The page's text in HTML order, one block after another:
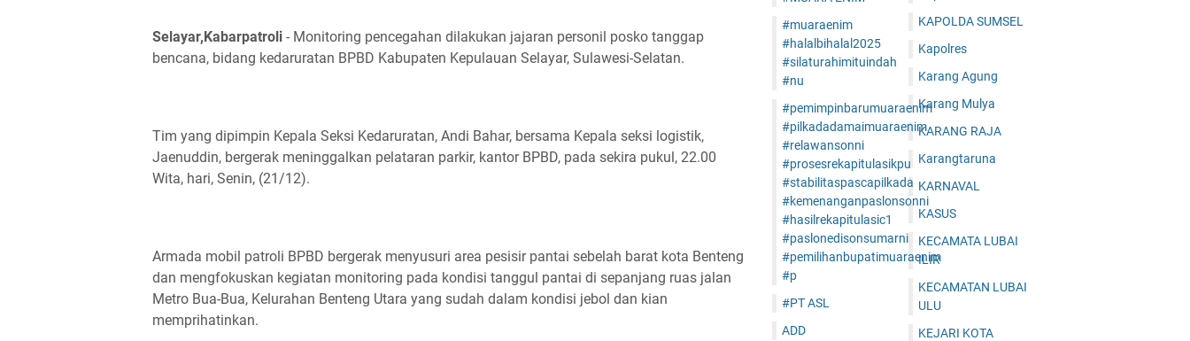
Selayar,Kabarpatroli - Monitoring pencegahan dilakukan jajaran personil posko tanggap
bencana, bidang kedaruratan BPBD Kabupaten Kepulauan Selayar, Sulawesi-Selatan.
Tim yang dipimpin Kepala Seksi Kedaruratan, Andi Bahar, bersama Kepala seksi logistik,
Jaenuddin, bergerak meninggalkan pelataran parkir, kantor BPBD, pada sekira pukul, 22.00
Wita, hari, Senin, (21/12).
Armada mobil patroli BPBD bergerak menyusuri area pesisir pantai sebelah barat kota Benteng
dan mengfokuskan kegiatan monitoring pada kondisi tanggul pantai di sepanjang ruas jalan
Metro Bua-Bua, Kelurahan Benteng Utara yang sudah dalam kondisi jebol dan kian
memprihatinkan.
#muaraenim
#halalbihalal2025
#silaturahimituindah
#nu
#pemimpinbarumuaraenim
#pilkadadamaimuaraenim
#relawansonni
#prosesrekapitulasikpu
#stabilitaspascapilkada
#kemenanganpaslonsonni
#hasilrekapitulasic1
#paslonedisonsumarni
#pemilihanbupatimuaraenim
#p
#PT ASL
ADD
KAPOLDA SUMSEL
Kapolres
Karang Agung
Karang Mulya
KARANG RAJA
Karangtaruna
KARNAVAL
KASUS
KECAMATA LUBAI
ILIR
KECAMATAN LUBAI
ULU
KEJARI KOTA